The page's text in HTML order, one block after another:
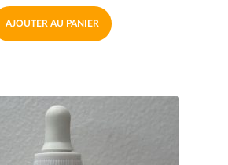
AJOUTER AU PANIER